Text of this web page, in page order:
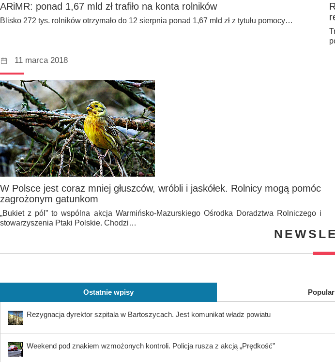
ARiMR: ponad 1,67 mld zł trafiło na konta rolników
Blisko 272 tys. rolników otrzymało do 12 sierpnia ponad 1,67 mld zł z tytułu pomocy…
11 marca 2018
W Polsce jest coraz mniej głuszców, wróbli i jaskółek. Rolnicy mogą pomóc
zagrożonym gatunkom
„Bukiet z pól” to wspólna akcja Warmińsko-Mazurskiego Ośrodka Doradztwa Rolniczego i
stowarzyszenia Ptaki Polskie. Chodzi…
Ostatnie wpisy
Rezygnacja dyrektor szpitala w Bartoszycach. Jest komunikat władz powiatu
Weekend pod znakiem wzmożonych kontroli. Policja rusza z akcją „Prędkość”